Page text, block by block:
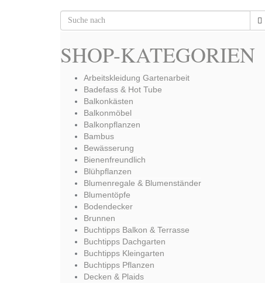
SHOP-KATEGORIEN
Arbeitskleidung Gartenarbeit
Badefass & Hot Tube
Balkonkästen
Balkonmöbel
Balkonpflanzen
Bambus
Bewässerung
Bienenfreundlich
Blühpflanzen
Blumenregale & Blumenständer
Blumentöpfe
Bodendecker
Brunnen
Buchtipps Balkon & Terrasse
Buchtipps Dachgarten
Buchtipps Kleingarten
Buchtipps Pflanzen
Decken & Plaids